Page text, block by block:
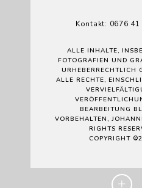
Kontakt: 0676 41
ALLE INHALTE,
FOTOGRAFIEN UND
URHEBERRECHTLICH
ALLE RECHTE,
EARBEITUNG
ORBEHALTEN,
IGHTS
COPYRIGHT